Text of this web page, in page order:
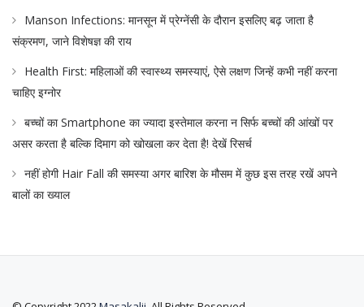
Manson Infections: मानसून में प्रेग्नेंसी के दौरान इसलिए बढ़ जाता है
संक्रमण, जाने विशेषज्ञ की राय
Health First: महिलाओं की स्वास्थ्य समस्याएं, ऐसे लक्षण जिन्हें कभी नहीं करना
चाहिए इग्नोर
बच्चों का Smartphone का ज्यादा इस्तेमाल करना न सिर्फ बच्चों की आंखों पर
असर करता है बल्कि दिमाग को खोखला कर देता है! देखें रिसर्च
नहीं होगी Hair Fall की समस्या अगर बारिश के मौसम में कुछ इस तरह रखें अपने
बालों का ख्याल